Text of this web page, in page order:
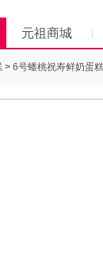
元祖商城
> 6号蟠桃祝寿鲜奶蛋糕